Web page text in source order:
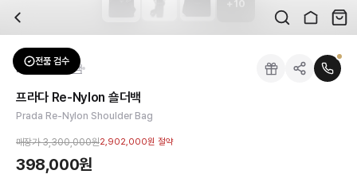
배송은 얼마나 걸리나요?
검수는 어떻게 진행되나요? 검수 사진을 받을 수 있나요?
전문 스태프가 실물 상품을 직접 확인한 후 검수 사진을 제공합니다. 가죽 재질,
교환이나 반품이 가능한가요?
수령 후 7일 이내 신청하시면 상품 하자, 사이즈 불일치, 고객 변심 모두 교환·반
쿠폰과 적립금을 함께 사용할 수 있나요?
네, 쿠폰과 적립금을 결제 시 함께 사용하실 수 있습니다. 적립금은 1,000원 이상
프라다 Re-Nylon 숄더백
브랜드:
성별:남성
색상:블랙
가격:398,000
원
프라다의 혁신적인 Re-Nylon 소재로 탄생한 블랙 숄더백은 지속가능한 패션과
프라다 Re-Nylon 숄더백 을 DUELLO에서 만나보세요. 고퀄리티 하이엔
10
전품 검수
Prada크로스백
프라다 Re-Nylon 숄더백
Prada Re-Nylon Shoulder Bag
매장가3,300,000원2,902,000원 절약
398,000원